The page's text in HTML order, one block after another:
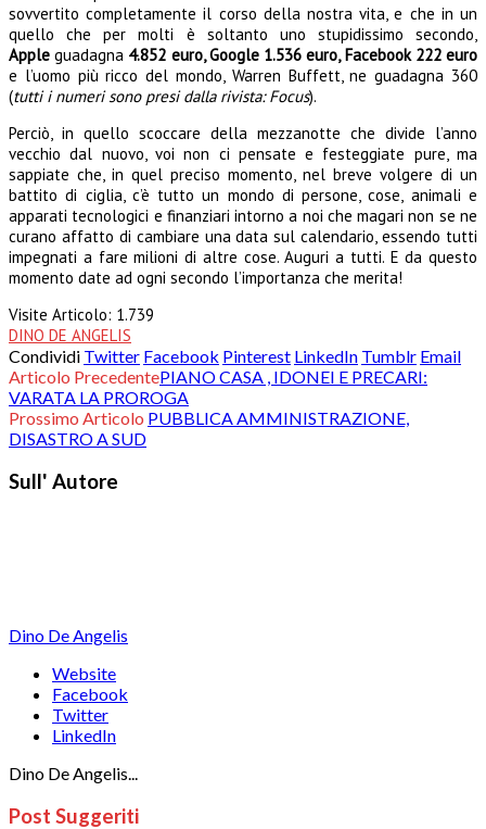
sovvertito completamente il corso della nostra vita, e che in un
quello che per molti è soltanto uno stupidissimo secondo,
Apple guadagna 4.852 euro,Google 1.536 euro,Facebook 222 euro
e l’uomo più ricco del mondo, Warren Buffett, ne guadagna 360
(tutti i numeri sono presi dalla rivista: Focus).
Perciò, in quello scoccare della mezzanotte che divide l’anno
vecchio dal nuovo, voi non ci pensate e festeggiate pure, ma
sappiate che, in quel preciso momento, nel breve volgere di un
battito di ciglia, c’è tutto un mondo di persone, cose, animali e
apparati tecnologici e finanziari intorno a noi che magari non se ne
curano affatto di cambiare una data sul calendario, essendo tutti
impegnati a fare milioni di altre cose. Auguri a tutti. E da questo
momento date ad ogni secondo l’importanza che merita!
Visite Articolo: 1.739
DINO DE ANGELIS
Condividi Twitter Facebook Pinterest LinkedIn Tumblr Email
Articolo PrecedentePIANO CASA , IDONEI E PRECARI:
VARATA LA PROROGA
Prossimo Articolo PUBBLICA AMMINISTRAZIONE,
DISASTRO A SUD
Sull' Autore
Dino De Angelis
Website
Facebook
Twitter
LinkedIn
Dino De Angelis...
Post Suggeriti